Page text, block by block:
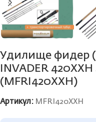
Удилище фидер
INVADER
(MFRI420XXH)
Артикул: MFRI420XXH